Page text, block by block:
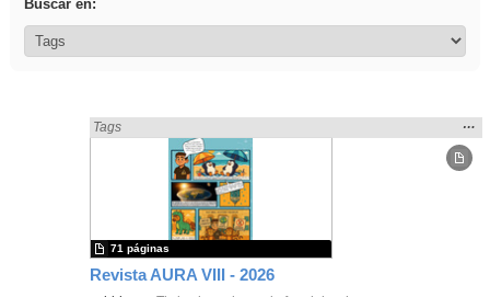
Buscar en:
Revista AURA VIII - 2026
Encontrado «Periódicos y revistas» en:
Tags
la
…
71 páginas